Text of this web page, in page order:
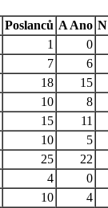
Poslanců A Ano N
1
0
7
6
18
15
10
8
15
11
10
5
25
22
4
0
10
4